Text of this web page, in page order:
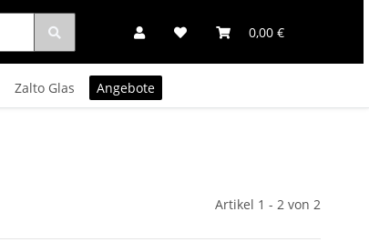
0,00 €
Zalto Glas Angebote
Artikel 1 - 2 von 2